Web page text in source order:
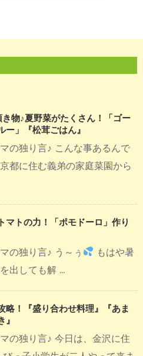
物♪夏野菜がたくさん！「ゴー
ー」『松茸ごはん』
の独り言♪ こんな事あるんで
都に住む義弟の家庭菜園から
マトの力！「ポモドーロ」作り
の独り言♪ う～ぅ
もはや暑
出しても解 ...
略！『盛り合わせ料理』『あま
の独り言♪ 今日は、金沢に住